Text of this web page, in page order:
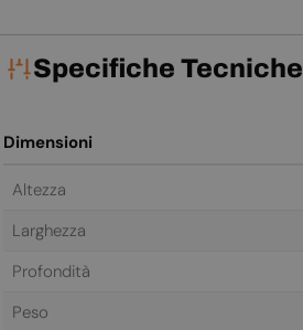
Specifiche Tecniche
Dimensioni
Altezza
Larghezza
Profondità
Peso